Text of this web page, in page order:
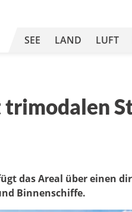
SEE LAND LUFT
das Areal über einen
Binnenschiffe.